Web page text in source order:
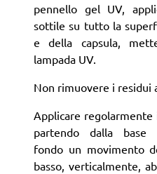
pennello gel UV,
sottile su tutto la
e della capsula,
lampada UV.
Non rimuovere i residui
Applicare
partendo dalla
fondo un movimento
basso, verticalmente,